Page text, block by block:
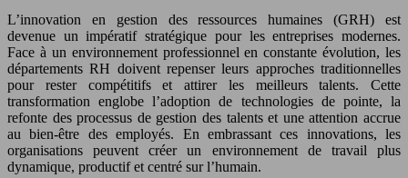
L’innovation en gestion des ressources humaines (GRH) est
devenue un impératif stratégique pour les entreprises modernes.
Face à un environnement professionnel en constante évolution, les
départements RH doivent repenser leurs approches traditionnelles
pour rester compétitifs et attirer les meilleurs talents. Cette
transformation englobe l’adoption de technologies de pointe, la
refonte des processus de gestion des talents et une attention accrue
au bien-être des employés. En embrassant ces innovations, les
organisations peuvent créer un environnement de travail plus
dynamique, productif et centré sur l’humain.